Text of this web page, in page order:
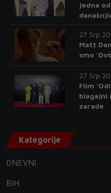
jedna
27 Srp
Matt
smo
27 Srp
Film
blagajni
zarade
Kategorije
DNEVNI
BIH